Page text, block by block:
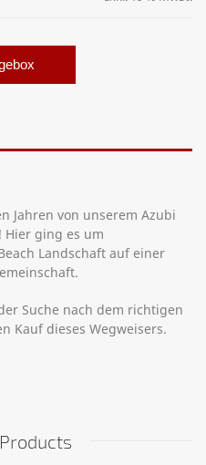
Jahren von unserem Azubi
ging es um
Landschaft auf einer
Suche nach dem richtigen
Kauf dieses Wegweisers.